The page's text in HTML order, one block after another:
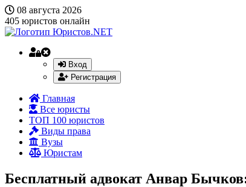
08 августа 2026
405 юристов онлайн
Вход
Регистрация
Главная
Все юристы
ТОП 100 юристов
Виды права
Вузы
Юристам
Бесплатный адвокат Анвар